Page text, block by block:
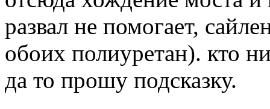
развал не помогает,
обоих полиуретан). кто
да то прошу подсказку.